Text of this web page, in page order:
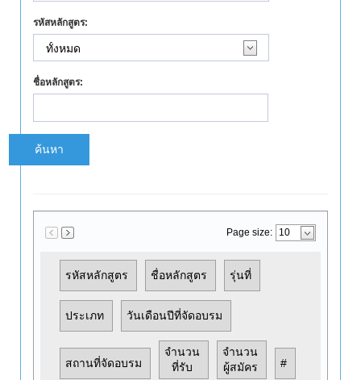
รหัสหลักสูตร:
ชื่อหลักสูตร:
ค้นหา
Page size:
รหัสหลักสูตร ชื่อหลักสูตร รุ่นที่
ประเภท วันเดือนปีที่จัดอบรม
สถานที่จัดอบรม
จำนวน
ที่รับ
จำนวน
ผู้สมัคร
#